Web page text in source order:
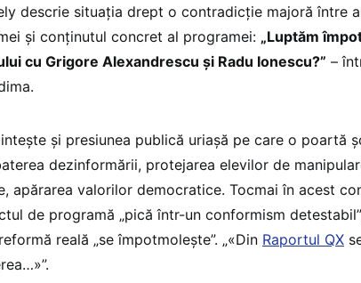
descrie situația drept o contradicție majoră între
și conținutul concret al programei: „Luptăm
cu Grigore Alexandrescu și Radu Ionescu?” –
și presiunea publică uriașă pe care o poartă
dezinformării, protejarea elevilor de
apărarea valorilor democratice. Tocmai în acest
de programă „pică într-un conformism
reală „se împotmolește”. „«Din Raportul QX